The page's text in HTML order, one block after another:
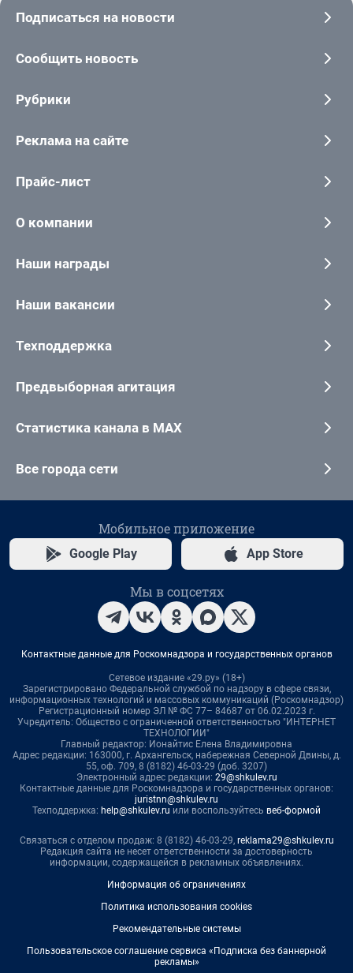
Подписаться на новости
Сообщить новость
Рубрики
Реклама на сайте
Прайс-лист
О компании
Наши награды
Наши вакансии
Техподдержка
Предвыборная агитация
Статистика канала в MAX
Все города сети
Мобильное приложение
Google Play App Store
Мы в соцсетях
Контактные данные для Роскомнадзора и государственных органов
Сетевое издание «29.ру» (18+)
Зарегистрировано Федеральной службой по надзору в сфере связи,
информационных технологий и массовых коммуникаций (Роскомнадзор)
Регистрационный номер ЭЛ № ФС 77– 84687 от 06.02.2023 г.
Учредитель: Общество с ограниченной ответственностью "ИНТЕРНЕТ
ТЕХНОЛОГИИ"
Главный редактор: Ионайтис Елена Владимировна
Адрес редакции: 163000, г. Архангельск, набережная Северной Двины, д.
55, оф. 709, 8 (8182) 46-03-29 (доб. 3207)
Электронный адрес редакции: 29@shkulev.ru
Контактные данные для Роскомнадзора и государственных органов:
juristnn@shkulev.ru
Техподдержка: help@shkulev.ru или воспользуйтесь веб-формой
Связаться с отделом продаж: 8 (8182) 46-03-29, reklama29@shkulev.ru
Редакция сайта не несет ответственности за достоверность
информации, содержащейся в рекламных объявлениях.
Информация об ограничениях
Политика использования cookies
Рекомендательные системы
Пользовательское соглашение сервиса «Подписка без баннерной
рекламы»